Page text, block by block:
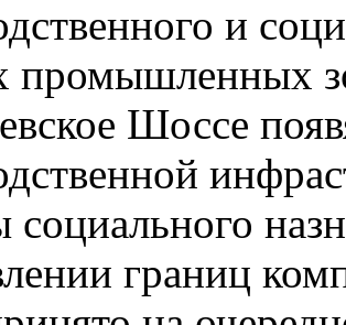
и
Шоссе
социального
границ